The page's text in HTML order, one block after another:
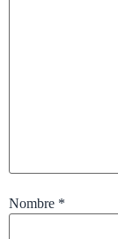
Nombre *